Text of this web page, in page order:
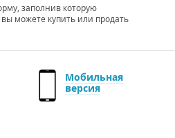
заполнив которую
можете купить или продать
Мобильная
версия